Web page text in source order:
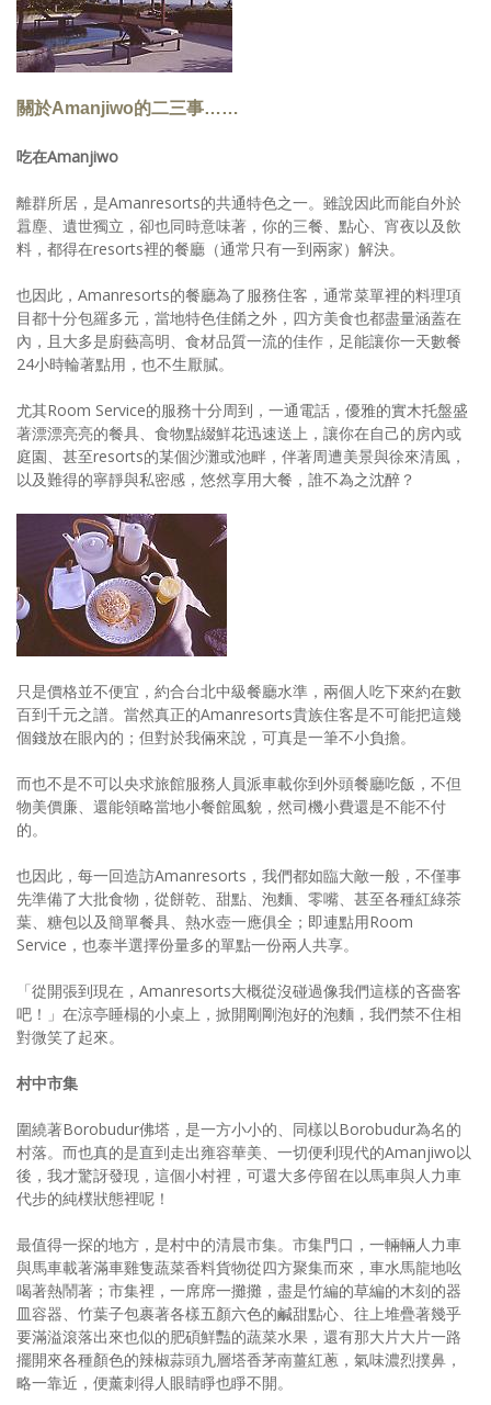
關於Amanjiwo的二三事……
吃在Amanjiwo
離群所居，是Amanresorts的共通特色之一。雖說因此而能自外於
囂塵、遺世獨立，卻也同時意味著，你的三餐、點心、宵夜以及飲
料，都得在resorts裡的餐廳（通常只有一到兩家）解決。
也因此，Amanresorts的餐廳為了服務住客，通常菜單裡的料理項
目都十分包羅多元，當地特色佳餚之外，四方美食也都盡量涵蓋在
內，且大多是廚藝高明、食材品質一流的佳作，足能讓你一天數餐
24小時輪著點用，也不生厭膩。
尤其Room Service的服務十分周到，一通電話，優雅的實木托盤盛
著漂漂亮亮的餐具、食物點綴鮮花迅速送上，讓你在自己的房內或
庭園、甚至resorts的某個沙灘或池畔，伴著周遭美景與徐來清風，
以及難得的寧靜與私密感，悠然享用大餐，誰不為之沈醉？
只是價格並不便宜，約合台北中級餐廳水準，兩個人吃下來約在數
百到千元之譜。當然真正的Amanresorts貴族住客是不可能把這幾
個錢放在眼內的；但對於我倆來說，可真是一筆不小負擔。
而也不是不可以央求旅館服務人員派車載你到外頭餐廳吃飯，不但
物美價廉、還能領略當地小餐館風貌，然司機小費還是不能不付
的。
也因此，每一回造訪Amanresorts，我們都如臨大敵一般，不僅事
先準備了大批食物，從餅乾、甜點、泡麵、零嘴、甚至各種紅綠茶
葉、糖包以及簡單餐具、熱水壺一應俱全；即連點用Room
Service，也泰半選擇份量多的單點一份兩人共享。
「從開張到現在，Amanresorts大概從沒碰過像我們這樣的吝嗇客
吧！」在涼亭睡榻的小桌上，掀開剛剛泡好的泡麵，我們禁不住相
對微笑了起來。
村中市集
圍繞著Borobudur佛塔，是一方小小的、同樣以Borobudur為名的
村落。而也真的是直到走出雍容華美、一切便利現代的Amanjiwo以
後，我才驚訝發現，這個小村裡，可還大多停留在以馬車與人力車
代步的純樸狀態裡呢！
最值得一探的地方，是村中的清晨市集。市集門口，一輛輛人力車
與馬車載著滿車雞隻蔬菜香料貨物從四方聚集而來，車水馬龍地吆
喝著熱鬧著；市集裡，一席席一攤攤，盡是竹編的草編的木刻的器
皿容器、竹葉子包裹著各樣五顏六色的鹹甜點心、往上堆疊著幾乎
要滿溢滾落出來也似的肥碩鮮豔的蔬菜水果，還有那大片大片一路
擺開來各種顏色的辣椒蒜頭九層塔香茅南薑紅蔥，氣味濃烈撲鼻，
略一靠近，便薰刺得人眼睛睜也睜不開。